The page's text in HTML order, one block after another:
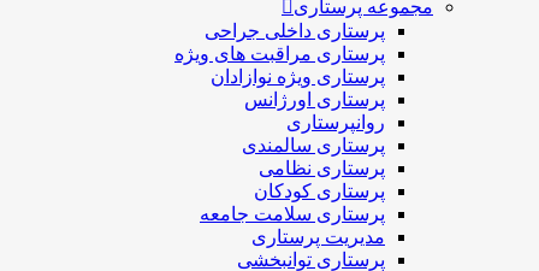
مجموعه پرستاری
پرستاری داخلی جراحی
پرستاری مراقبت های ويژه
پرستاری ويژه نوازادان
پرستاری اورژانس
روانپرستاری
پرستاری سالمندی
پرستاری نظامی
پرستاری کودکان
پرستاری سلامت جامعه
مدیریت پرستاری
پرستاری توانبخشی